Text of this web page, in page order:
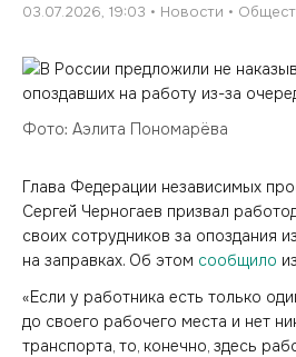
03.07.2026, 19:03 Новости
Фото: Аэлита Пономарёва
Глава Федерации независимых
Сергей Черногаев призвал
своих сотрудников за опоздания
на заправках. Об этом сообщило
«Если у работника есть только
до своего рабочего места и нет
транспорта, то, конечно, здесь